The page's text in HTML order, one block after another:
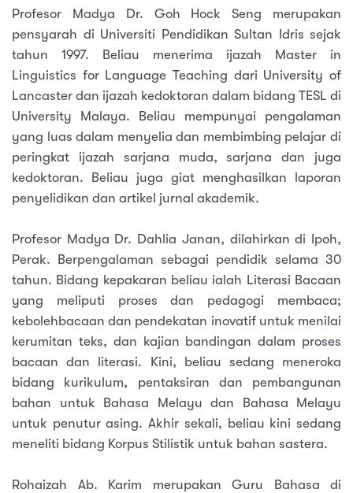
Profesor Madya Dr. Goh Hock Seng merupakan
pensyarah di Universiti Pendidikan Sultan Idris sejak
tahun 1997. Beliau menerima ijazah Master in
Linguistics for Language Teaching dari University of
Lancaster dan ijazah kedoktoran dalam bidang TESL di
University Malaya. Beliau mempunyai pengalaman
yang luas dalam menyelia dan membimbing pelajar di
peringkat ijazah sarjana muda, sarjana dan juga
kedoktoran. Beliau juga giat menghasilkan laporan
penyelidikan dan artikel jurnal akademik.
Profesor Madya Dr. Dahlia Janan, dilahirkan di Ipoh,
Perak. Berpengalaman sebagai pendidik selama 30
tahun. Bidang kepakaran beliau ialah Literasi Bacaan
yang meliputi proses dan pedagogi membaca;
kebolehbacaan dan pendekatan inovatif untuk menilai
kerumitan teks, dan kajian bandingan dalam proses
bacaan dan literasi. Kini, beliau sedang meneroka
bidang kurikulum, pentaksiran dan pembangunan
bahan untuk Bahasa Melayu dan Bahasa Melayu
untuk penutur asing. Akhir sekali, beliau kini sedang
meneliti bidang Korpus Stilistik untuk bahan sastera.
Rohaizah Ab. Karim merupakan Guru Bahasa di